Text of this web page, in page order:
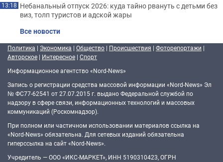
13:18 Небанальный отпуск 2026: куда тайно рвануть с детьми без
виз, толп туристов и адской жары
Все новости
Политика | Экономика | Общество | Происшествия | Фоторепортажи |
Авторское | Интересное | Спорт
Информационное агентство «Nord-News»
Запись о регистрации средства массовой информации «Nord-News» Эл
№ ФС77-62541 от 27.07.2015 г. выдано Федеральной службой по
надзору в сфере связи, информационных технологий и массовых
коммуникаций (Роскомнадзор).
При полном или частичном использовании материалов ссылка на
«Nord-News» обязательна. Для сетевых изданий обязательна
гиперссылка на сайт «Nord-News».
Учредитель — ООО «ИКС-МАРКЕТ», ИНН 5190310423, ОГРН